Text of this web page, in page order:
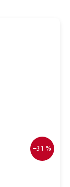
–31 %